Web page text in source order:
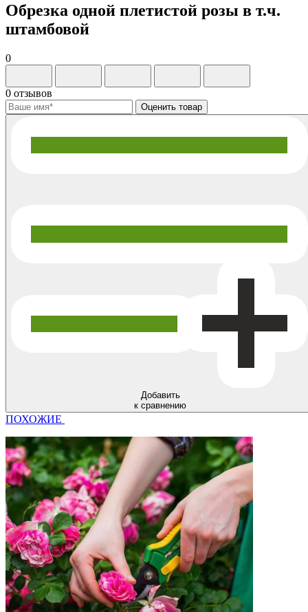
Обрезка одной плетистой розы в т.ч.
штамбовой
0
0 отзывов
Добавить
к сравнению
ПОХОЖИЕ